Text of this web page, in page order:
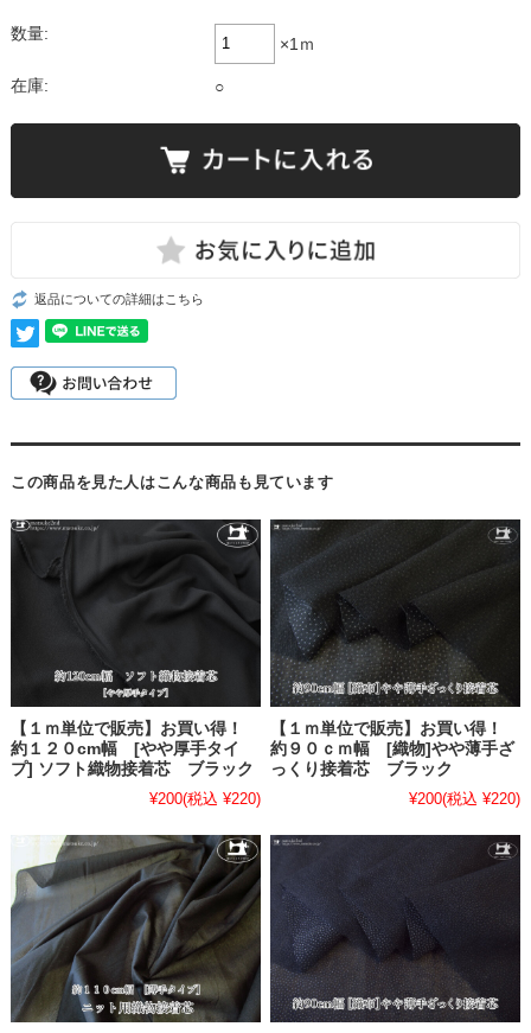
数量:
×1ｍ
在庫: ○
返品についての詳細はこちら
この商品を見た人はこんな商品も見ています
【１ｍ単位で販売】お買い得！
約１２０cm幅 [やや厚手タイ
プ] ソフト織物接着芯 ブラック
¥200(税込 ¥220)
【１ｍ単位で販売】お買い得！
約９０ｃｍ幅 [織物]やや薄手ざ
っくり接着芯 ブラック
¥200(税込 ¥220)